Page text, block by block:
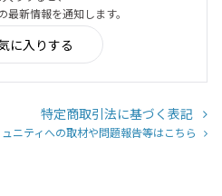
最新情報を通知します。
に入りする
特定商取引法に基づく表記
ニティへの取材や問題報告等はこちら